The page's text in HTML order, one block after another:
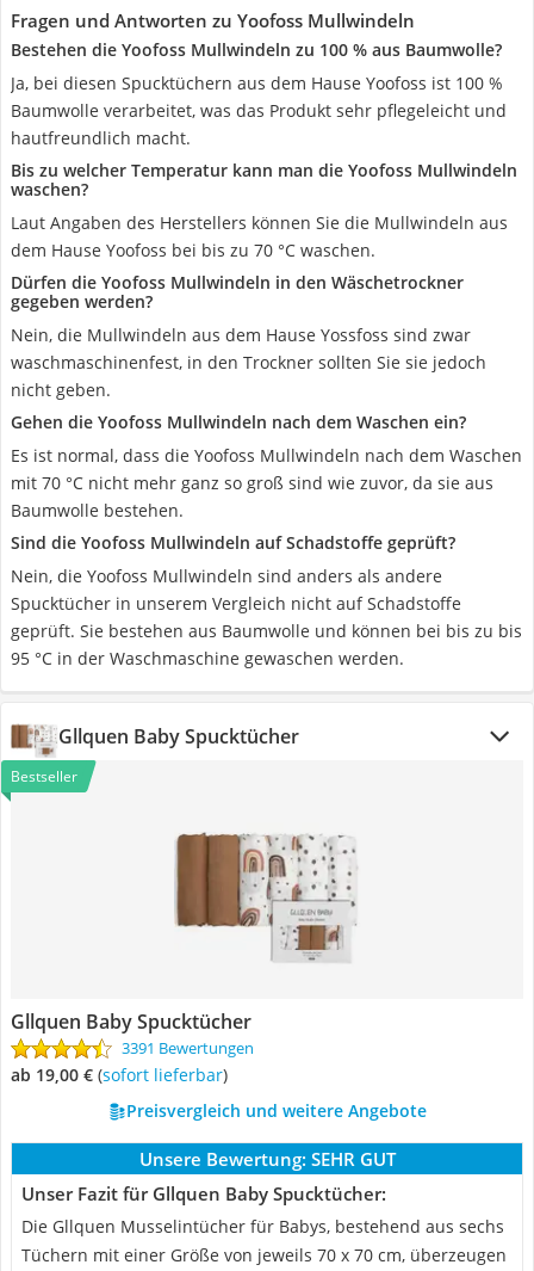
Fragen und Antworten zu Yoofoss Mullwindeln
Bestehen die Yoofoss Mullwindeln zu 100 % aus Baumwolle?
Ja, bei diesen Spucktüchern aus dem Hause Yoofoss ist 100 %
Baumwolle verarbeitet, was das Produkt sehr pflegeleicht und
hautfreundlich macht.
Bis zu welcher Temperatur kann man die Yoofoss Mullwindeln
waschen?
Laut Angaben des Herstellers können Sie die Mullwindeln aus
dem Hause Yoofoss bei bis zu 70 °C waschen.
Dürfen die Yoofoss Mullwindeln in den Wäschetrockner
gegeben werden?
Nein, die Mullwindeln aus dem Hause Yossfoss sind zwar
waschmaschinenfest, in den Trockner sollten Sie sie jedoch
nicht geben.
Gehen die Yoofoss Mullwindeln nach dem Waschen ein?
Es ist normal, dass die Yoofoss Mullwindeln nach dem Waschen
mit 70 °C nicht mehr ganz so groß sind wie zuvor, da sie aus
Baumwolle bestehen.
Sind die Yoofoss Mullwindeln auf Schadstoffe geprüft?
Nein, die Yoofoss Mullwindeln sind anders als andere
Spucktücher in unserem Vergleich nicht auf Schadstoffe
geprüft. Sie bestehen aus Baumwolle und können bei bis zu bis
95 °C in der Waschmaschine gewaschen werden.
Gllquen Baby Spucktücher
Bestseller
Gllquen Baby Spucktücher
3391 Bewertungen
ab 19,00 € ( Sofort lieferbar)
Preisvergleich und weitere Angebote
Unsere Bewertung: SEHR GUT
Unser Fazit für Gllquen Baby Spucktücher:
Die Gllquen Musselintücher für Babys, bestehend aus sechs
Tüchern mit einer Größe von jeweils 70 x 70 cm, überzeugen